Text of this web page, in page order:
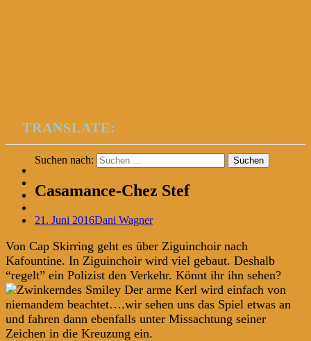
TRANSLATE:
Suchen nach:
Casamance-Chez Stef
21. Juni 2016Dani Wagner
Von Cap Skirring geht es über Ziguinchoir nach
Kafountine. In Ziguinchoir wird viel gebaut. Deshalb
“regelt” ein Polizist den Verkehr. Könnt ihr ihn sehen?
Der arme Kerl wird einfach von
niemandem beachtet….wir sehen uns das Spiel etwas an
und fahren dann ebenfalls unter Missachtung seiner
Zeichen in die Kreuzung ein.